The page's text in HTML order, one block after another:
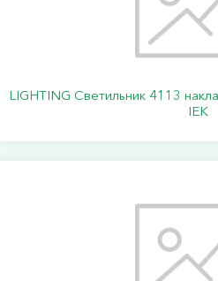
LIGHTING Светильник 4113
IEK